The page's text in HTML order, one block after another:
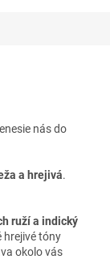
nás do
a hrejivá.
ruží a indický
hrejivé tóny
okolo vás